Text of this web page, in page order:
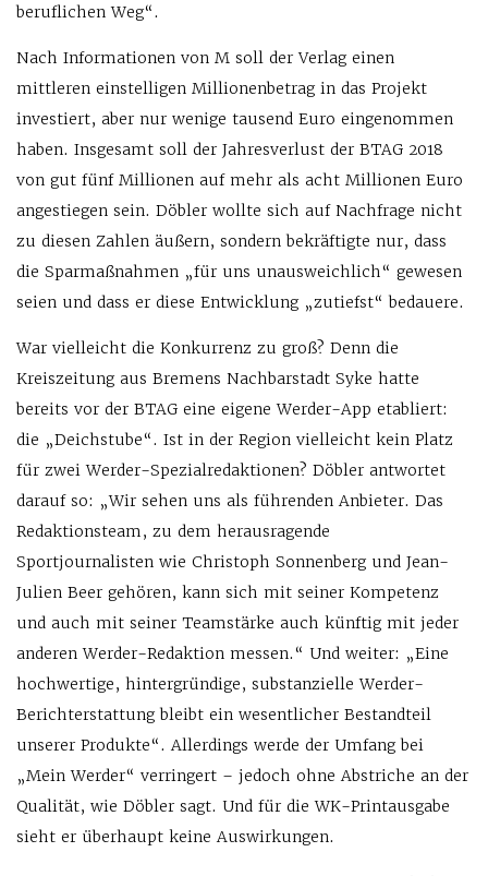
beruflichen Weg“.
Nach Informationen von M soll der Verlag einen
mittleren einstelligen Millionenbetrag in das Projekt
investiert, aber nur wenige tausend Euro eingenommen
haben. Insgesamt soll der Jahresverlust der BTAG 2018
von gut fünf Millionen auf mehr als acht Millionen Euro
angestiegen sein. Döbler wollte sich auf Nachfrage nicht
zu diesen Zahlen äußern, sondern bekräftigte nur, dass
die Sparmaßnahmen „für uns unausweichlich“ gewesen
seien und dass er diese Entwicklung „zutiefst“ bedauere.
War vielleicht die Konkurrenz zu groß? Denn die
Kreiszeitung aus Bremens Nachbarstadt Syke hatte
bereits vor der BTAG eine eigene Werder-App etabliert:
die „Deichstube“. Ist in der Region vielleicht kein Platz
für zwei Werder-Spezialredaktionen? Döbler antwortet
darauf so: „Wir sehen uns als führenden Anbieter. Das
Redaktionsteam, zu dem herausragende
Sportjournalisten wie Christoph Sonnenberg und Jean-
Julien Beer gehören, kann sich mit seiner Kompetenz
und auch mit seiner Teamstärke auch künftig mit jeder
anderen Werder-Redaktion messen.“ Und weiter: „Eine
hochwertige, hintergründige, substanzielle Werder-
Berichterstattung bleibt ein wesentlicher Bestandteil
unserer Produkte“. Allerdings werde der Umfang bei
„Mein Werder“ verringert – jedoch ohne Abstriche an der
Qualität, wie Döbler sagt. Und für die WK-Printausgabe
sieht er überhaupt keine Auswirkungen.